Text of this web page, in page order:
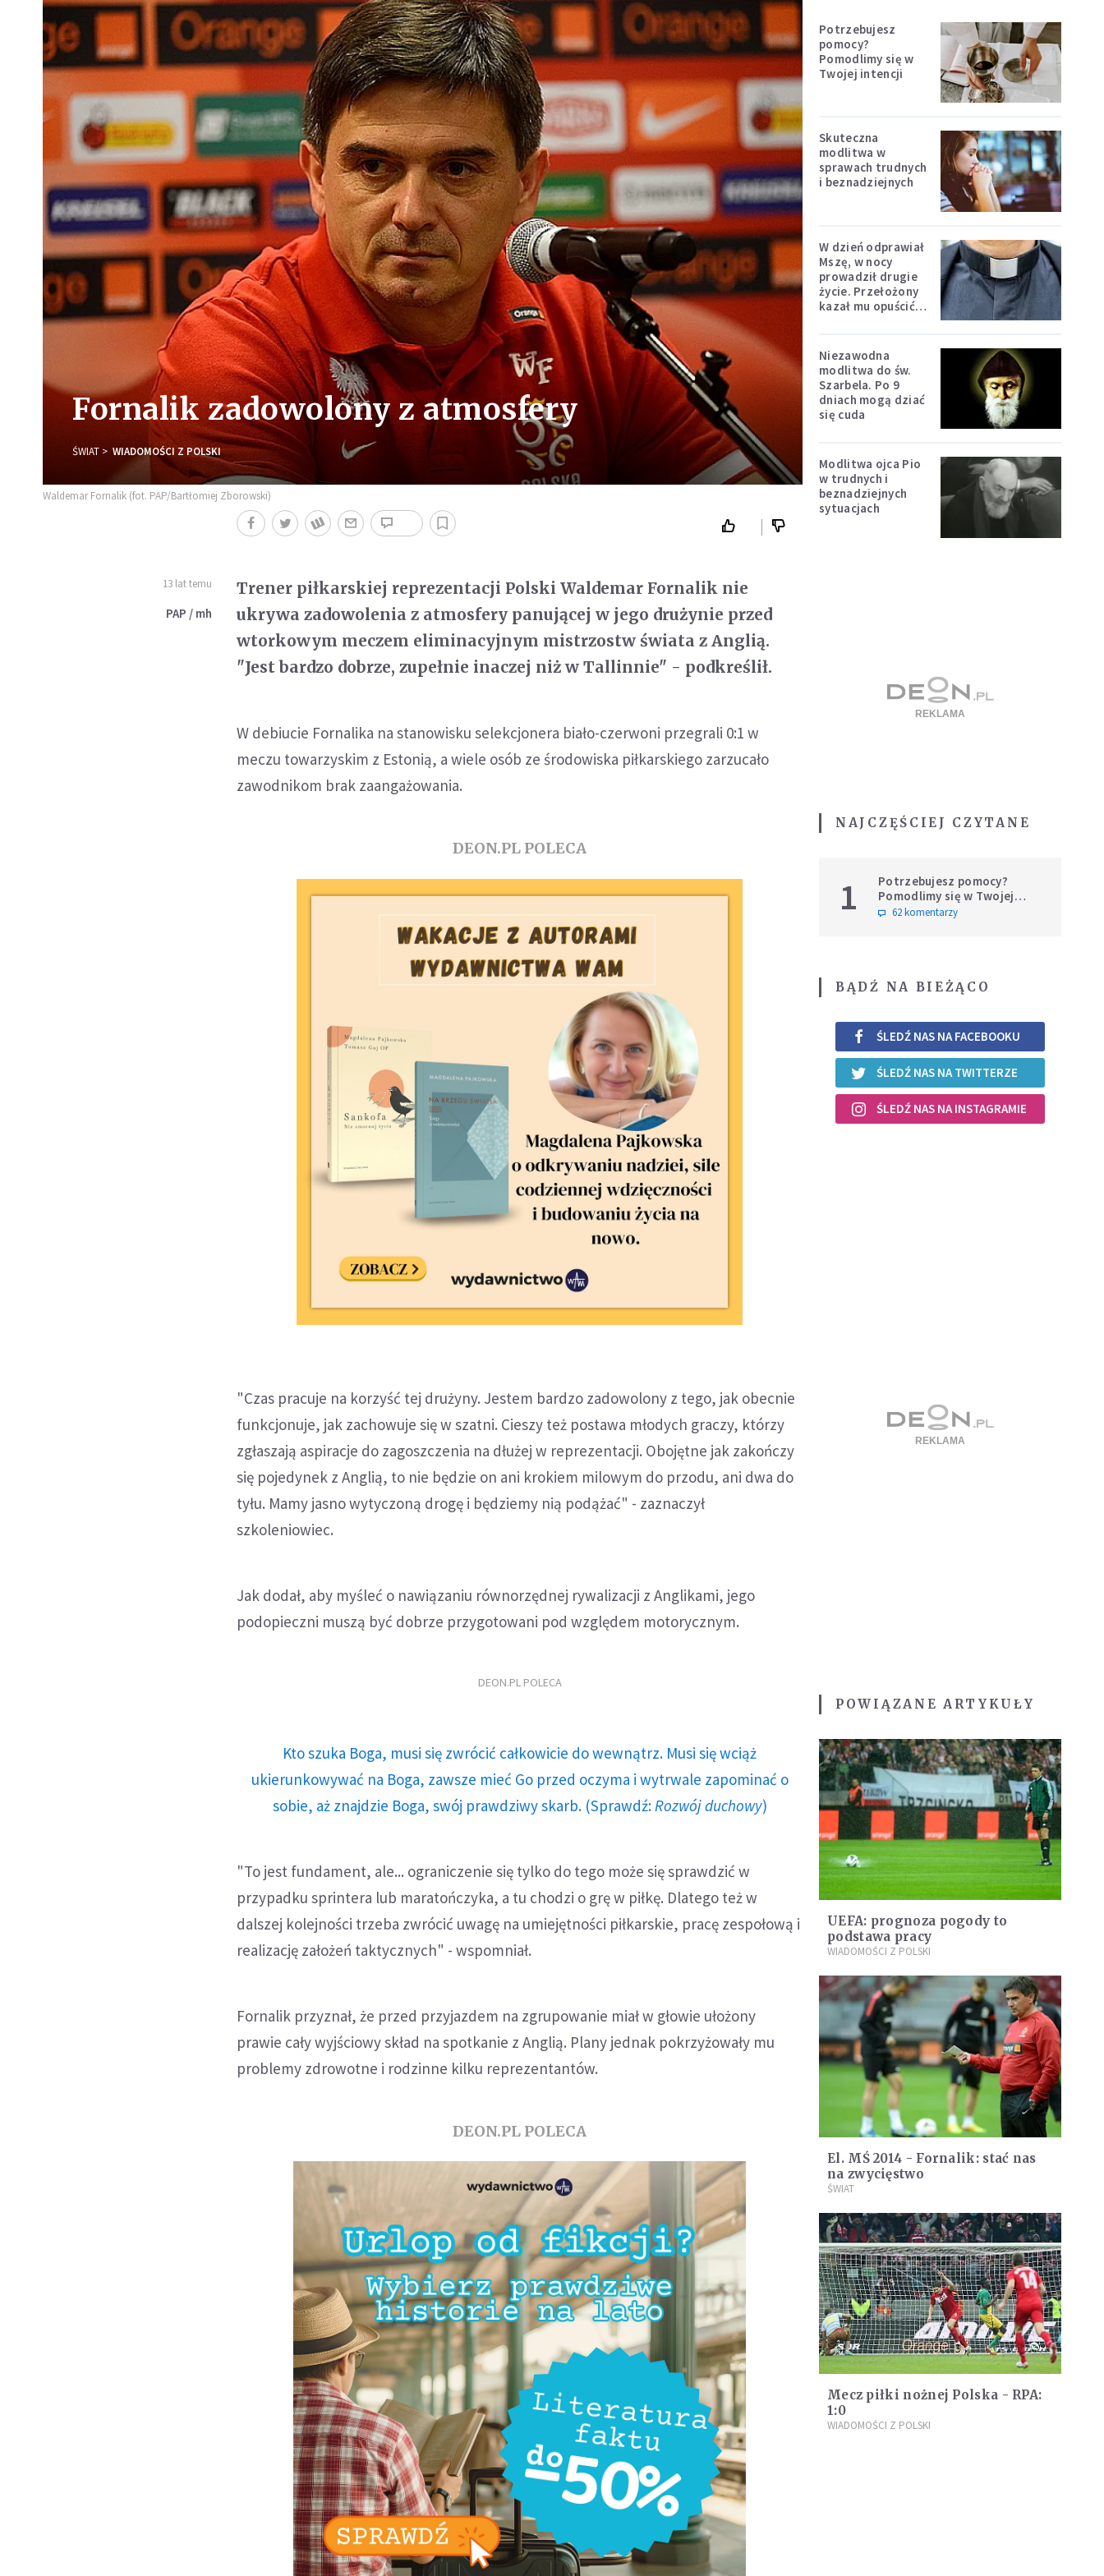
Fornalik zadowolony z atmosfery
ŚWIAT WIADOMOŚCI Z POLSKI
Waldemar Fornalik (fot. PAP/Bartłomiej Zborowski)
13 lat temu
PAP / mh
Trener piłkarskiej reprezentacji Polski Waldemar Fornalik nie
ukrywa zadowolenia z atmosfery panującej w jego drużynie przed
wtorkowym meczem eliminacyjnym mistrzostw świata z Anglią.
"Jest bardzo dobrze, zupełnie inaczej niż w Tallinnie" - podkreślił.
W debiucie Fornalika na stanowisku selekcjonera biało-czerwoni przegrali 0:1 w
meczu towarzyskim z Estonią, a wiele osób ze środowiska piłkarskiego zarzucało
zawodnikom brak zaangażowania.
DEON.PL POLECA
"Czas pracuje na korzyść tej drużyny. Jestem bardzo zadowolony z tego, jak obecnie
funkcjonuje, jak zachowuje się w szatni. Cieszy też postawa młodych graczy, którzy
zgłaszają aspiracje do zagoszczenia na dłużej w reprezentacji. Obojętne jak zakończy
się pojedynek z Anglią, to nie będzie on ani krokiem milowym do przodu, ani dwa do
tyłu. Mamy jasno wytyczoną drogę i będziemy nią podążać" - zaznaczył
szkoleniowiec.
Jak dodał, aby myśleć o nawiązaniu równorzędnej rywalizacji z Anglikami, jego
podopieczni muszą być dobrze przygotowani pod względem motorycznym.
DEON.PL POLECA
Kto szuka Boga, musi się zwrócić całkowicie do wewnątrz. Musi się wciąż
ukierunkowywać na Boga, zawsze mieć Go przed oczyma i wytrwale zapominać o
sobie, aż znajdzie Boga, swój prawdziwy skarb. (Sprawdź: Rozwój duchowy)
"To jest fundament, ale... ograniczenie się tylko do tego może się sprawdzić w
przypadku sprintera lub maratończyka, a tu chodzi o grę w piłkę. Dlatego też w
dalszej kolejności trzeba zwrócić uwagę na umiejętności piłkarskie, pracę zespołową i
realizację założeń taktycznych" - wspomniał.
Fornalik przyznał, że przed przyjazdem na zgrupowanie miał w głowie ułożony
prawie cały wyjściowy skład na spotkanie z Anglią. Plany jednak pokrzyżowały mu
problemy zdrowotne i rodzinne kilku reprezentantów.
DEON.PL POLECA
Potrzebujesz
pomocy?
Pomodlimy się w
Twojej intencji
Skuteczna
modlitwa w
sprawach trudnych
i beznadziejnych
W dzień odprawiał
Mszę, w nocy
prowadził drugie
życie. Przełożony
kazał mu opuścić
Niezawodna
modlitwa do św.
Szarbela. Po 9
dniach mogą dziać
się cuda
Modlitwa ojca Pio
w trudnych i
beznadziejnych
sytuacjach
NAJCZĘŚCIEJ CZYTANE
1
Potrzebujesz pomocy?
Pomodlimy się w Twojej
intencji
62 komentarzy
BĄDŹ NA BIEŻĄCO
ŚLEDŹ NAS NA FACEBOOKU
ŚLEDŹ NAS NA TWITTERZE
ŚLEDŹ NAS NA INSTAGRAMIE
POWIĄZANE ARTYKUŁY
UEFA: prognoza pogody to
podstawa pracy
WIADOMOŚCI Z POLSKI
El. MŚ 2014 - Fornalik: stać nas
na zwycięstwo
ŚWIAT
Mecz piłki nożnej Polska - RPA:
1:0
WIADOMOŚCI Z POLSKI